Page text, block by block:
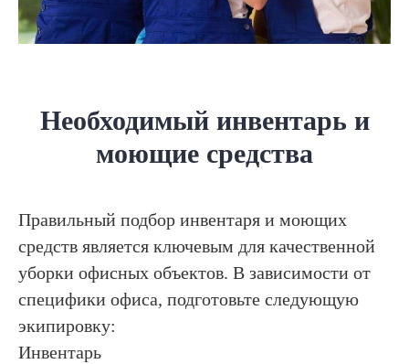
Необходимый инвентарь и
моющие средства
Правильный подбор инвентаря и моющих
средств является ключевым для качественной
уборки офисных объектов. В зависимости от
специфики офиса, подготовьте следующую
экипировку:
Инвентарь